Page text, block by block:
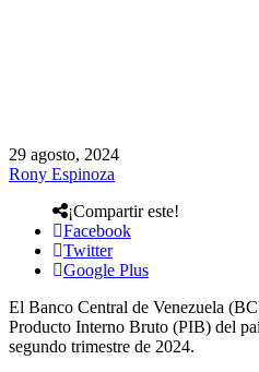
29 agosto, 2024
Rony Espinoza
¡Compartir este!
Facebook
Twitter
Google Plus
El Banco Central de Venezuela
Producto Interno Bruto (PIB) del
segundo trimestre de 2024.